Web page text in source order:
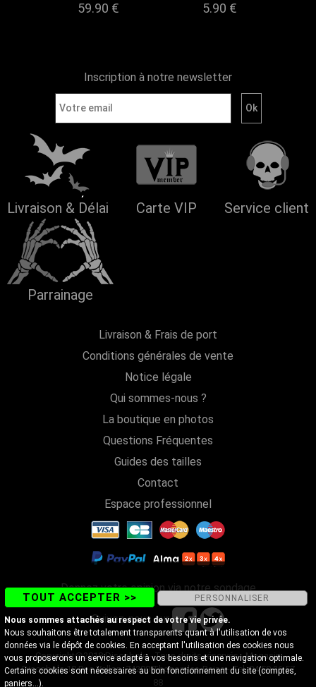
59.90 € 5.90 €
Inscription à notre newsletter
Livraison & Délai Carte VIP Service client
Parrainage
Livraison & Frais de port
Conditions générales de vente
Notice légale
Qui sommes-nous ?
La boutique en photos
Questions Fréquentes
Guides des tailles
Contact
Espace professionnel
Donnez votre opinion via notre sondage
Suivez-nous sur
Copyright@2018 Discobole - Tous droits réservés - Magasin
Discobole 18 Rue Vallon, 74200 Thonon-les-Bains - Tel. 04 50 26 57
88
TOUT ACCEPTER >> PERSONNALISER
Nous sommes attachés au respect de votre vie privée.
Nous souhaitons être totalement transparents quant à l'utilisation de vos
données via le dépôt de cookies. En acceptant l'utilisation des cookies nous
vous proposerons un service adapté à vos besoins et une navigation optimale.
Certains cookies sont nécessaires au bon fonctionnement du site (comptes,
paniers...).